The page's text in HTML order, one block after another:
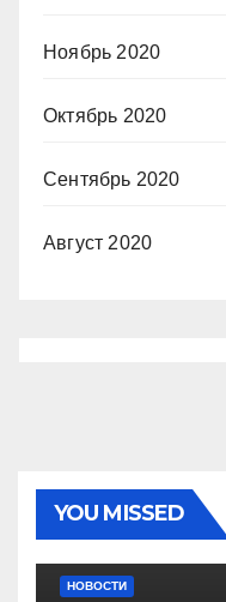
Ноябрь 2020
Октябрь 2020
Сентябрь 2020
Август 2020
YOU MISSED
НОВОСТИ